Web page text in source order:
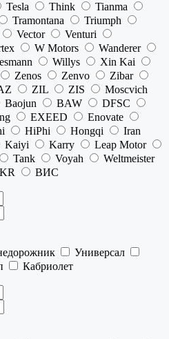
Tesla Think
Tianma
Tramontana
Triumph
Vector
Venturi
W Motors
Wanderer
Willys
Xin Kai
Zenos Zenvo
Zibar
ZIL ZIS
Moscvich
Baojun BAW
DFSC
EXEED
Enovate
HiPhi Hongqi
Iran
Kaiyi Karry
Leap Motor
Tank Voyah
Weltmeister
ВИС
Универсал
Кабриолет